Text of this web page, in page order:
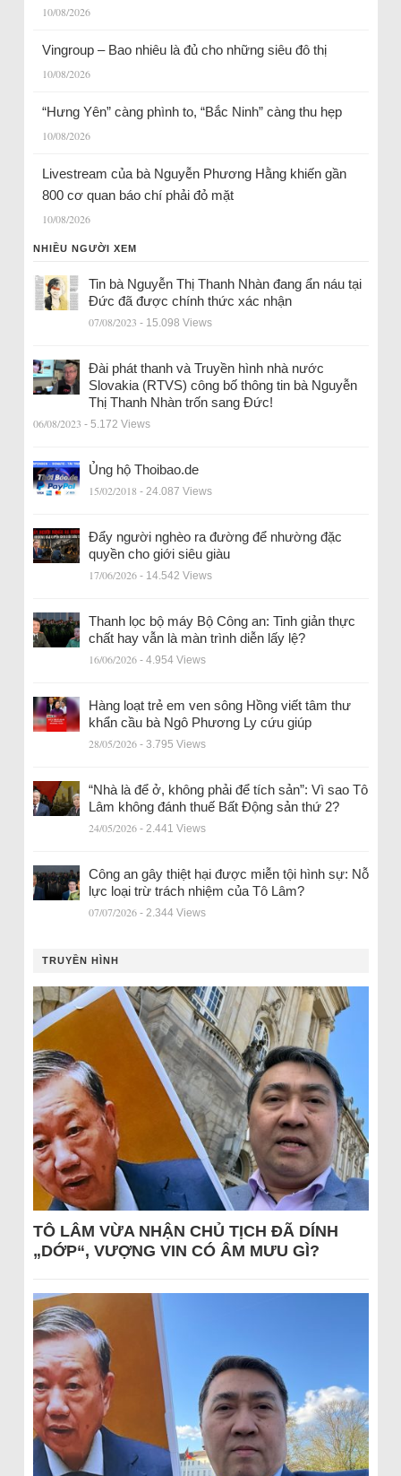
10/08/2026
Vingroup – Bao nhiêu là đủ cho những siêu đô thị
10/08/2026
“Hưng Yên” càng phình to, “Bắc Ninh” càng thu hẹp
10/08/2026
Livestream của bà Nguyễn Phương Hằng khiến gần
800 cơ quan báo chí phải đỏ mặt
10/08/2026
NHIỀU NGƯỜI XEM
Tin bà Nguyễn Thị Thanh Nhàn đang ẩn náu tại
Đức đã được chính thức xác nhận
07/08/2023 - 15.098 Views
Đài phát thanh và Truyền hình nhà nước
Slovakia (RTVS) công bố thông tin bà Nguyễn
Thị Thanh Nhàn trốn sang Đức!
06/08/2023 - 5.172 Views
Ủng hộ Thoibao.de
15/02/2018 - 24.087 Views
Đẩy người nghèo ra đường để nhường đặc
quyền cho giới siêu giàu
17/06/2026 - 14.542 Views
Thanh lọc bộ máy Bộ Công an: Tinh giản thực
chất hay vẫn là màn trình diễn lấy lệ?
16/06/2026 - 4.954 Views
Hàng loạt trẻ em ven sông Hồng viết tâm thư
khẩn cầu bà Ngô Phương Ly cứu giúp
28/05/2026 - 3.795 Views
“Nhà là để ở, không phải để tích sản”: Vì sao Tô
Lâm không đánh thuế Bất Động sản thứ 2?
24/05/2026 - 2.441 Views
Công an gây thiệt hại được miễn tội hình sự: Nỗ
lực loại trừ trách nhiệm của Tô Lâm?
07/07/2026 - 2.344 Views
TRUYỀN HÌNH
TÔ LÂM VỪA NHẬN CHỦ TỊCH ĐÃ DÍNH
„DỚP“, VƯỢNG VIN CÓ ÂM MƯU GÌ?